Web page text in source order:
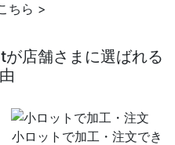
ちら >
店舗さまに選ばれる
小ロットで加工・注文でき